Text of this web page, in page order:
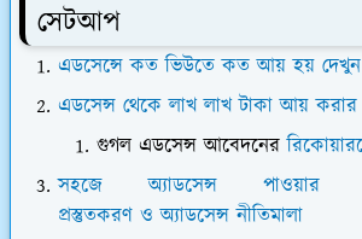
সেটআপ
এডসেন্সে কত ভিউতে কত আয় হয় দেখুন
এডসেন্স থেকে লাখ লাখ টাকা আয়
গুগল এডসেন্স আবেদনের
সহজে অ্যাডসেন্স পাওয়ার
প্রস্তুতকরণ ও অ্যাডসেন্স নীতিমালা